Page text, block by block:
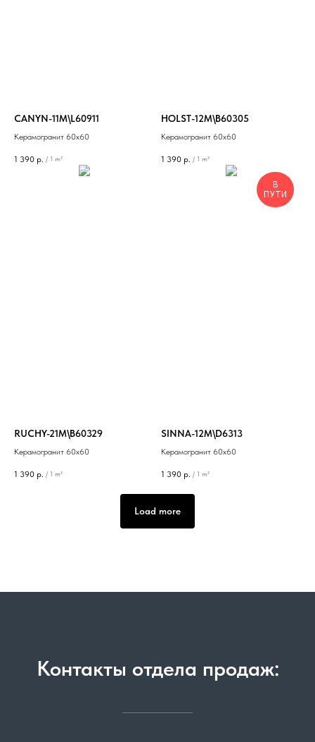
CANYN-11M\L60911
Керамогранит 60х60
1 390 р. / 1 m²
HOLST-12M\B60305
Керамогранит 60х60
1 390 р. / 1 m²
RUCHY-21M\B60329
Керамогранит 60х60
1 390 р. / 1 m²
В
ПУТИ
SINNA-12M\D6313
Керамогранит 60х60
1 390 р. / 1 m²
Load more
Контакты отдела продаж: